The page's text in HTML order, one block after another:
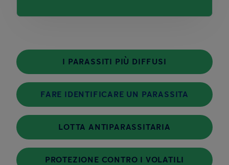
I PARASSITI PIÙ DIFFUSI
FARE IDENTIFICARE UN PARASSITA
LOTTA ANTIPARASSITARIA
PROTEZIONE CONTRO I VOLATILI